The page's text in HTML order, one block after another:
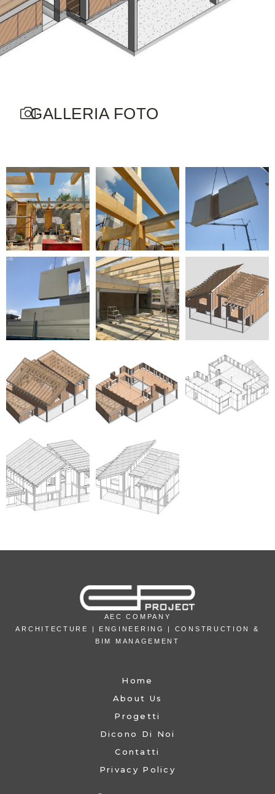
GALLERIA FOTO
AEC COMPANY
ARCHITECTURE | ENGINEERING | CONSTRUCTION &
BIM MANAGEMENT
Home
About Us
Progetti
Dicono Di Noi
Contatti
Privacy Policy